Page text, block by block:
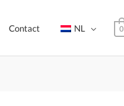
Contact NL 0